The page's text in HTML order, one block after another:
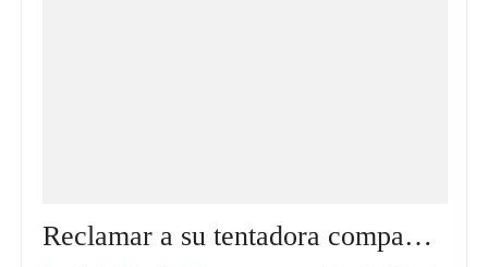
Reclamar a su tentadora compañera novela: El Destino nos Unió, Debemos Amarnos de Verdad